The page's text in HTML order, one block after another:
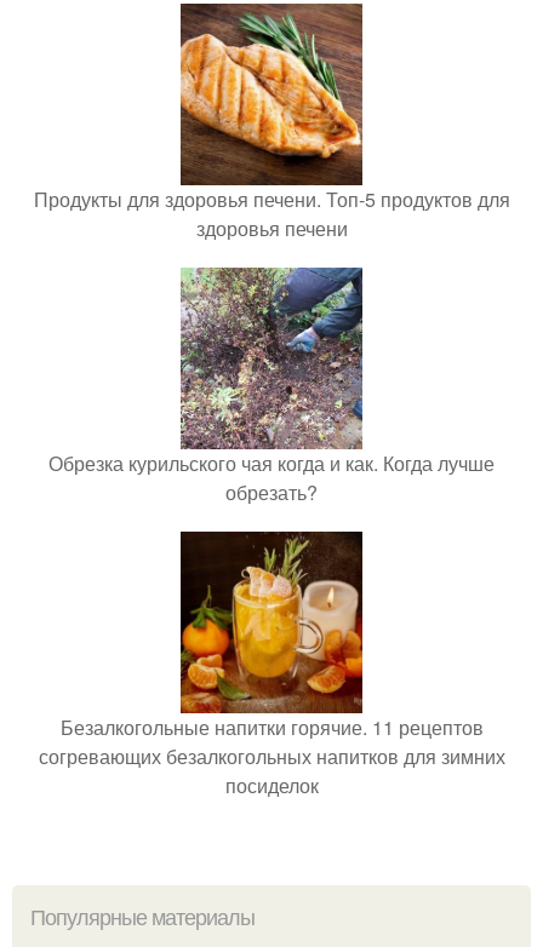
Продукты для здоровья печени. Топ-5 продуктов для
здоровья печени
Обрезка курильского чая когда и как. Когда лучше
обрезать?
Безалкогольные напитки горячие. 11 рецептов
согревающих безалкогольных напитков для зимних
посиделок
Популярные материалы